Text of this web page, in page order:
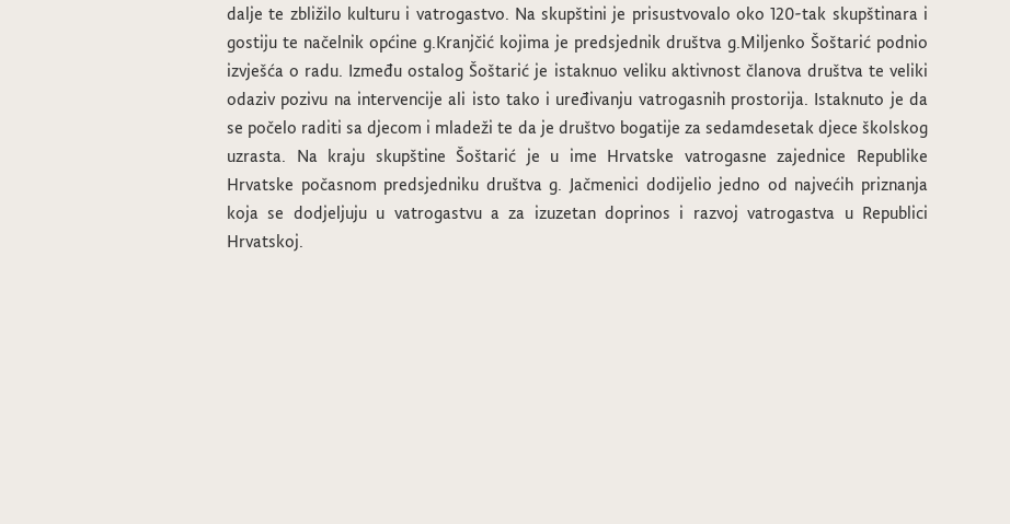
dalje te zbližilo kulturu i vatrogastvo. Na skupštini je prisustvovalo oko 120-tak skupštinara i
gostiju te načelnik općine g.Kranjčić kojima je predsjednik društva g.Miljenko Šoštarić podnio
izvješća o radu. Između ostalog Šoštarić je istaknuo veliku aktivnost članova društva te veliki
odaziv pozivu na intervencije ali isto tako i uređivanju vatrogasnih prostorija. Istaknuto je da
se počelo raditi sa djecom i mladeži te da je društvo bogatije za sedamdesetak djece školskog
uzrasta. Na kraju skupštine Šoštarić je u ime Hrvatske vatrogasne zajednice Republike
Hrvatske počasnom predsjedniku društva g. Jačmenici dodijelio jedno od najvećih priznanja
koja se dodjeljuju u vatrogastvu a za izuzetan doprinos i razvoj vatrogastva u Republici
Hrvatskoj.